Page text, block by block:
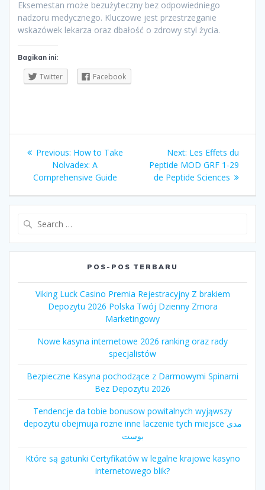
Eksemestan może bezużyteczny bez odpowiedniego
nadzoru medycznego. Kluczowe jest przestrzeganie
wskazówek lekarza oraz dbałość o zdrowy styl życia.
Bagikan ini:
Twitter Facebook
Navigasi
pos
Previous: Previous
post:
How to Take
Nolvadex: A
Comprehensive Guide
Next: Next
post:
Les Effets du
Peptide MOD GRF 1-29
de Peptide Sciences
POS-POS TERBARU
Viking Luck Casino Premia Rejestracyjny Z brakiem
Depozytu 2026 Polska Twój Dzienny Zmora
Marketingowy
Nowe kasyna internetowe 2026 ranking oraz rady
specjalistów
Bezpieczne Kasyna pochodzące z Darmowymi Spinami
Bez Depozytu 2026
Tendencje da tobie bonusow powitalnych wyjąwszy
depozytu obejmuja rozne inne laczenie tych miejsce مدى
بوست
Które są gatunki Certyfikatów w legalne krajowe kasyno
internetowego blik?